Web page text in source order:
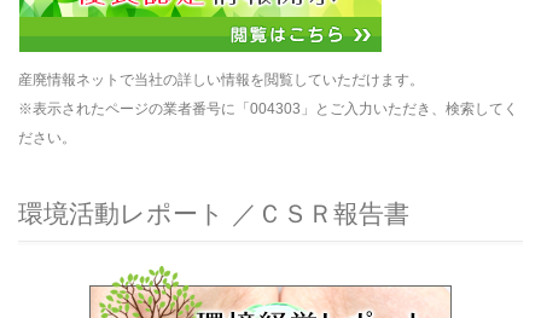
産廃情報ネットで当社の詳しい情報を閲覧していただけます。
※表示されたページの業者番号に「004303」とご入力いただき、検索してく
ださい。
環境活動レポート ／ＣＳＲ報告書